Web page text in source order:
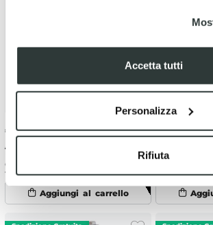
Accetta tutti
Personalizza
Rifiuta
€ 226.01 -5%
€ 237.90
Coperchio frizione Hinson KTM
150 EXC (2024)
€ 226.01
450 EXC-F